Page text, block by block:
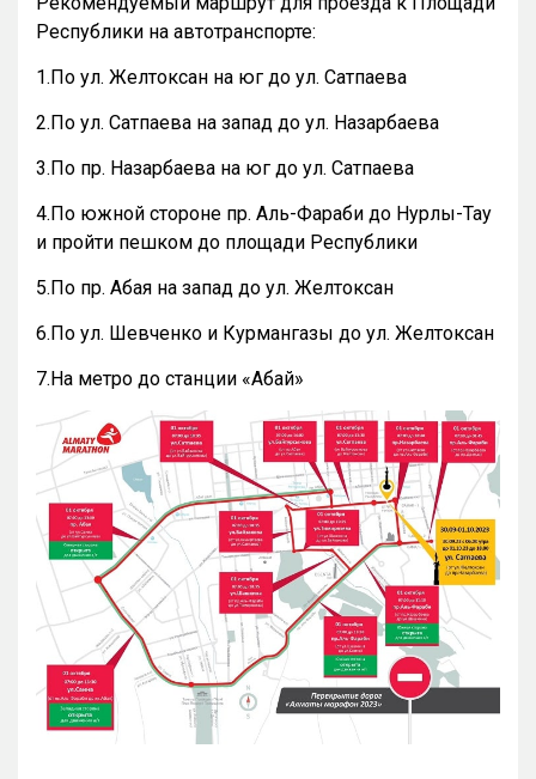
Республики на автотранспорте:
1.По ул. Желтоксан на юг до ул. Сатпаева
2.По ул. Сатпаева на запад до ул. Назарбаева
3.По пр. Назарбаева на юг до ул. Сатпаева
4.По южной стороне пр. Аль-Фараби до Нурлы-Тау
и пройти пешком до площади Республики
5.По пр. Абая на запад до ул. Желтоксан
6.По ул. Шевченко и Курмангазы до ул. Желтоксан
7.На метро до станции «Абай»